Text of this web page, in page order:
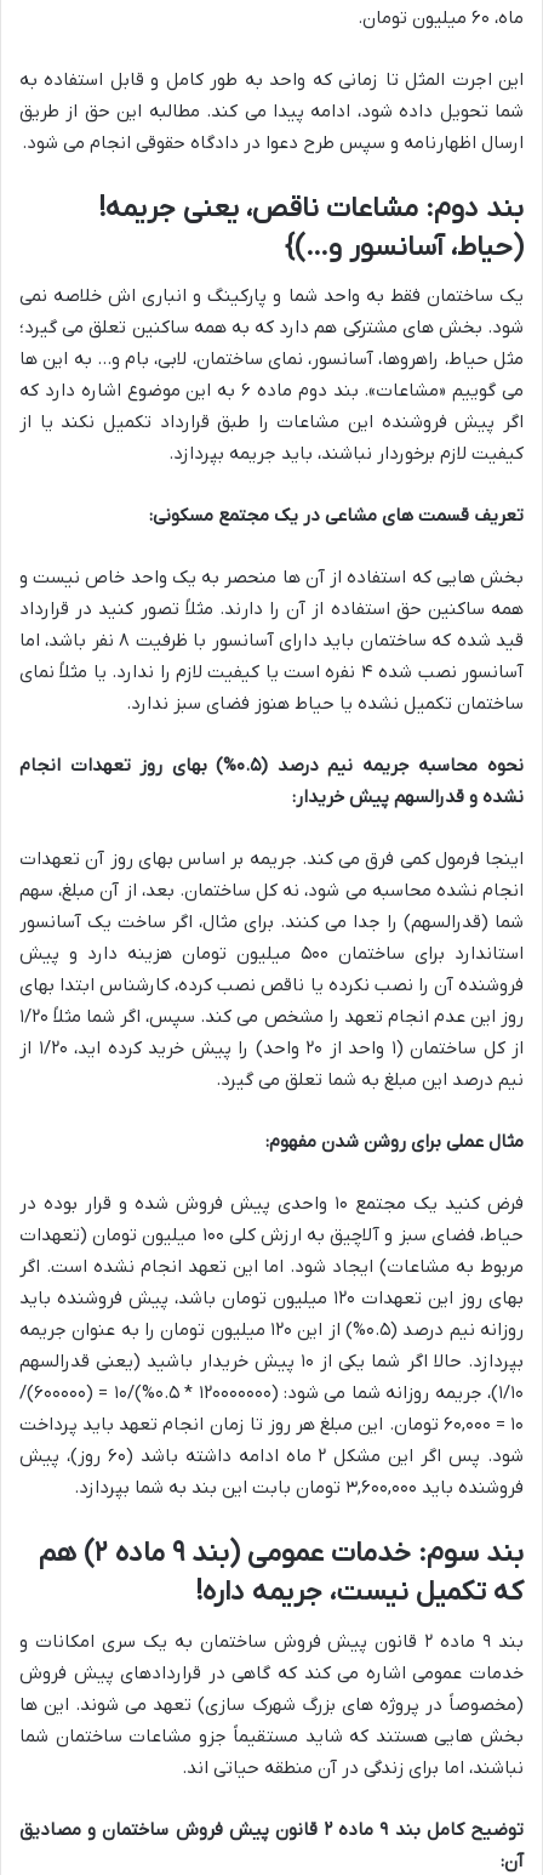
ماه، ۶۰ میلیون تومان.
این اجرت المثل تا زمانی که واحد به طور کامل و قابل استفاده به
شما تحویل داده شود، ادامه پیدا می کند. مطالبه این حق از طریق
ارسال اظهارنامه و سپس طرح دعوا در دادگاه حقوقی انجام می شود.
بند دوم: مشاعات ناقص، یعنی جریمه!
(حیاط، آسانسور و…)}
یک ساختمان فقط به واحد شما و پارکینگ و انباری اش خلاصه نمی
شود. بخش های مشترکی هم دارد که به همه ساکنین تعلق می گیرد؛
مثل حیاط، راهروها، آسانسور، نمای ساختمان، لابی، بام و… به این ها
می گوییم «مشاعات». بند دوم ماده ۶ به این موضوع اشاره دارد که
اگر پیش فروشنده این مشاعات را طبق قرارداد تکمیل نکند یا از
کیفیت لازم برخوردار نباشند، باید جریمه بپردازد.
تعریف قسمت های مشاعی در یک مجتمع مسکونی:
بخش هایی که استفاده از آن ها منحصر به یک واحد خاص نیست و
همه ساکنین حق استفاده از آن را دارند. مثلاً تصور کنید در قرارداد
قید شده که ساختمان باید دارای آسانسور با ظرفیت ۸ نفر باشد، اما
آسانسور نصب شده ۴ نفره است یا کیفیت لازم را ندارد. یا مثلاً نمای
ساختمان تکمیل نشده یا حیاط هنوز فضای سبز ندارد.
نحوه محاسبه جریمه نیم درصد (۰.۵%) بهای روز تعهدات انجام
نشده و قدرالسهم پیش خریدار:
اینجا فرمول کمی فرق می کند. جریمه بر اساس بهای روز آن تعهدات
انجام نشده محاسبه می شود، نه کل ساختمان. بعد، از آن مبلغ، سهم
شما (قدرالسهم) را جدا می کنند. برای مثال، اگر ساخت یک آسانسور
استاندارد برای ساختمان ۵۰۰ میلیون تومان هزینه دارد و پیش
فروشنده آن را نصب نکرده یا ناقص نصب کرده، کارشناس ابتدا بهای
روز این عدم انجام تعهد را مشخص می کند. سپس، اگر شما مثلاً ۱/۲۰
از کل ساختمان (۱ واحد از ۲۰ واحد) را پیش خرید کرده اید، ۱/۲۰ از
نیم درصد این مبلغ به شما تعلق می گیرد.
مثال عملی برای روشن شدن مفهوم:
فرض کنید یک مجتمع ۱۰ واحدی پیش فروش شده و قرار بوده در
حیاط، فضای سبز و آلاچیق به ارزش کلی ۱۰۰ میلیون تومان (تعهدات
مربوط به مشاعات) ایجاد شود. اما این تعهد انجام نشده است. اگر
بهای روز این تعهدات ۱۲۰ میلیون تومان باشد، پیش فروشنده باید
روزانه نیم درصد (۰.۵%) از این ۱۲۰ میلیون تومان را به عنوان جریمه
بپردازد. حالا اگر شما یکی از ۱۰ پیش خریدار باشید (یعنی قدرالسهم
۱/۱۰)، جریمه روزانه شما می شود: (۱۲۰۰۰۰۰۰۰ * ۰.۵%)/۱۰ = (۶۰۰۰۰۰)/
۱۰ = ۶۰,۰۰۰ تومان. این مبلغ هر روز تا زمان انجام تعهد باید پرداخت
شود. پس اگر این مشکل ۲ ماه ادامه داشته باشد (۶۰ روز)، پیش
فروشنده باید ۳,۶۰۰,۰۰۰ تومان بابت این بند به شما بپردازد.
بند سوم: خدمات عمومی (بند ۹ ماده ۲) هم
که تکمیل نیست، جریمه داره!
بند ۹ ماده ۲ قانون پیش فروش ساختمان به یک سری امکانات و
خدمات عمومی اشاره می کند که گاهی در قراردادهای پیش فروش
(مخصوصاً در پروژه های بزرگ شهرک سازی) تعهد می شوند. این ها
بخش هایی هستند که شاید مستقیماً جزو مشاعات ساختمان شما
نباشند، اما برای زندگی در آن منطقه حیاتی اند.
توضیح کامل بند ۹ ماده ۲ قانون پیش فروش ساختمان و مصادیق
آن: